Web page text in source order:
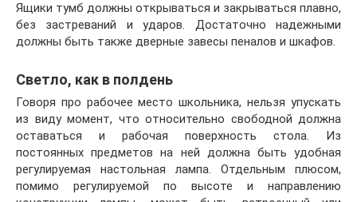
Ящики тумб должны открываться и закрываться плавно,
без застреваний и ударов. Достаточно надежными
должны быть также дверные завесы пеналов и шкафов.
Светло, как в полдень
Говоря про рабочее место школьника, нельзя упускать
из виду момент, что относительно свободной должна
оставаться и рабочая поверхность стола. Из
постоянных предметов на ней должна быть удобная
регулируемая настольная лампа. Отдельным плюсом,
помимо регулируемой по высоте и направлению